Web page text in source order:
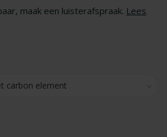
maak een luisterafspraak. Lees